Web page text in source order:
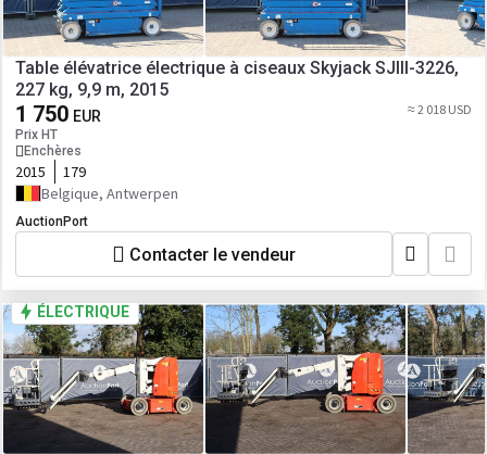
Table élévatrice électrique à ciseaux Skyjack SJIII-3226,
227 kg, 9,9 m, 2015
1 750 EUR
Prix HT
Enchères
≈ 2 018 USD
2015
179
Belgique, Antwerpen
AuctionPort
Contacter le vendeur
ÉLECTRIQUE